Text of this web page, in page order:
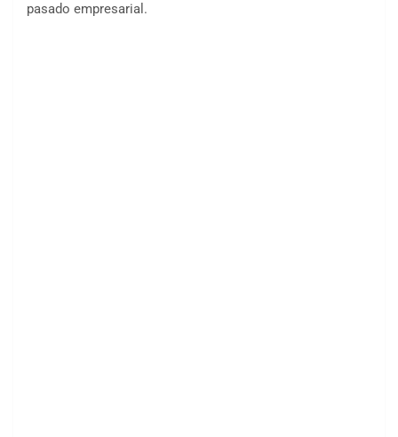
pasado empresarial.